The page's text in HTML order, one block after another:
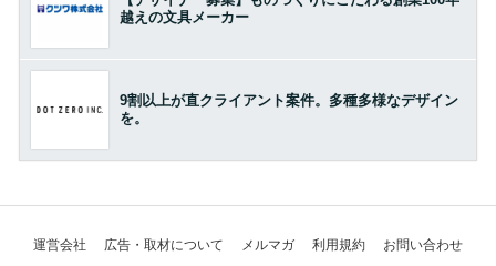
越えの文具メーカー
9割以上が直クライアント案件。多種多様なデザイン
を。
運営会社 広告・取材について メルマガ 利用規約 お問い合わせ